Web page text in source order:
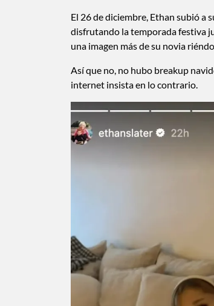
El 26 de diciembre, Ethan subió a
disfrutando la temporada festiva
una imagen más de su novia
Así que no, no hubo breakup
internet insista en lo contrario.